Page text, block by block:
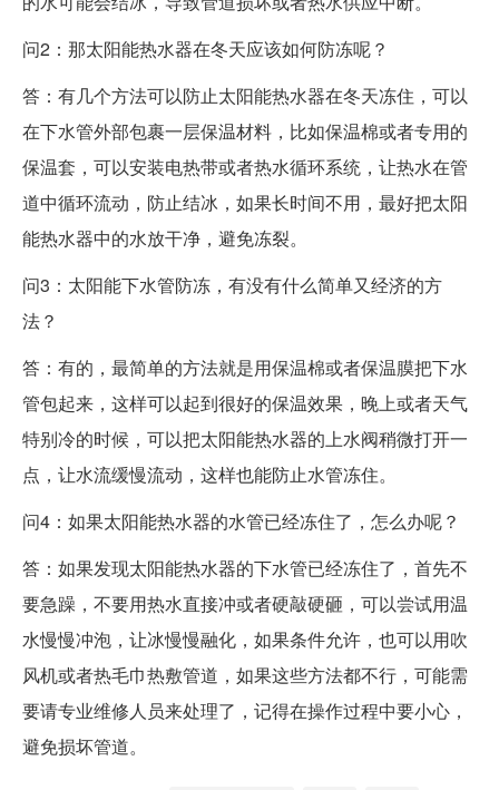
问2：那太阳能热水器在冬天应该如何防冻呢？
答：有几个方法可以防止太阳能热水器在冬天冻住，可以
在下水管外部包裹一层保温材料，比如保温棉或者专用的
保温套，可以安装电热带或者热水循环系统，让热水在管
道中循环流动，防止结冰，如果长时间不用，最好把太阳
能热水器中的水放干净，避免冻裂。
问3：太阳能下水管防冻，有没有什么简单又经济的方
法？
答：有的，最简单的方法就是用保温棉或者保温膜把下水
管包起来，这样可以起到很好的保温效果，晚上或者天气
特别冷的时候，可以把太阳能热水器的上水阀稍微打开一
点，让水流缓慢流动，这样也能防止水管冻住。
问4：如果太阳能热水器的水管已经冻住了，怎么办呢？
答：如果发现太阳能热水器的下水管已经冻住了，首先不
要急躁，不要用热水直接冲或者硬敲硬砸，可以尝试用温
水慢慢冲泡，让冰慢慢融化，如果条件允许，也可以用吹
风机或者热毛巾热敷管道，如果这些方法都不行，可能需
要请专业维修人员来处理了，记得在操作过程中要小心，
避免损坏管道。